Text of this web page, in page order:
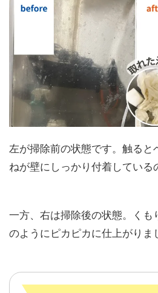
左が掃除前の状態です。触ると
ねが壁にしっかり付着している
一方、右は掃除後の状態。く
のようにピカピカに仕上がりま